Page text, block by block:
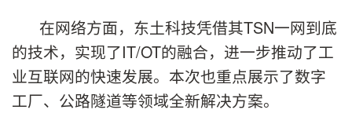
在网络方面，东土科技凭借其TSN一网到底
的技术，实现了IT/OT的融合，进一步推动了工
业互联网的快速发展。本次也重点展示了数字
工厂、公路隧道等领域全新解决方案。